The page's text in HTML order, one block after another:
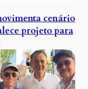
cenário
projeto para